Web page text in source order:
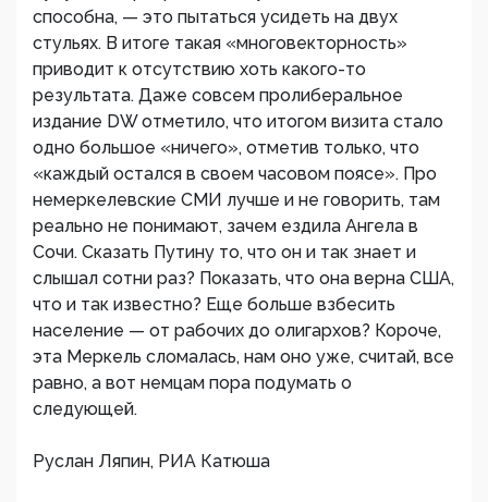
способна, — это пытаться усидеть на двух
стульях. В итоге такая «многовекторность»
приводит к отсутствию хоть какого-то
результата. Даже совсем пролиберальное
издание DW отметило, что итогом визита стало
одно большое «ничего», отметив только, что
«каждый остался в своем часовом поясе». Про
немеркелевские СМИ лучше и не говорить, там
реально не понимают, зачем ездила Ангела в
Сочи. Сказать Путину то, что он и так знает и
слышал сотни раз? Показать, что она верна США,
что и так известно? Еще больше взбесить
население — от рабочих до олигархов? Короче,
эта Меркель сломалась, нам оно уже, считай, все
равно, а вот немцам пора подумать о
следующей.
Руслан Ляпин, РИА Катюша